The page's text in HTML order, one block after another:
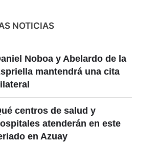
NOTICIAS
Noboa y Abelardo de la
mantendrá una cita
centros de salud y
atenderán en este
en Azuay